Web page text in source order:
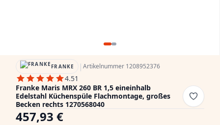
FRANKE |Artikelnummer 1208952376
4.51
Franke Maris MRX 260 BR 1,5 eineinhalb
Edelstahl Küchenspüle Flachmontage, großes
Becken rechts 1270568040
457,93 €